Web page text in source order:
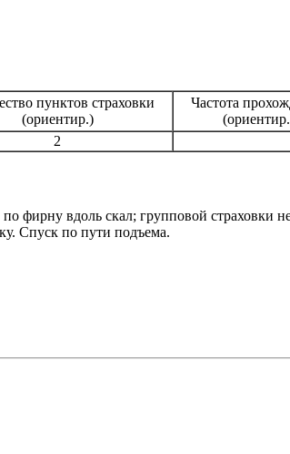
пунктов страховки
(ориентир.)
Частота
2
фирну вдоль скал; групповой страховки
Спуск по пути подъема.